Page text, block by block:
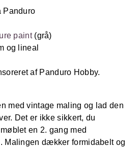
Panduro
paint(grå)
og lineal
af Panduro Hobby.
med vintage maling og lad den
Det er ikke sikkert, du
en 2. gang med
Malingen dækker formidabelt og